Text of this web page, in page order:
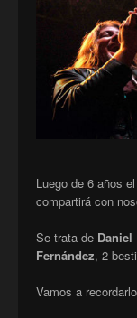
Luego de 6 años
compartirá con
Se trata de Daniel
Fernández, 2
Vamos a